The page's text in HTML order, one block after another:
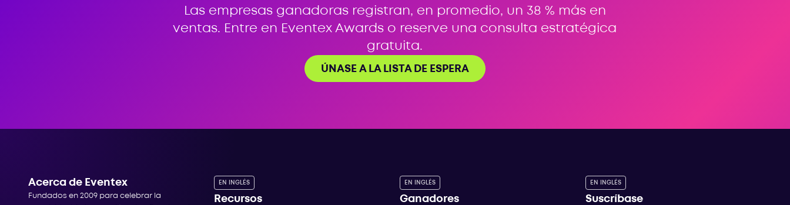
Las empresas ganadoras registran, en promedio, un 38 % más en
ventas. Entre en Eventex Awards o reserve una consulta estratégica
gratuita.
ÚNASE A LA LISTA DE ESPERA
Acerca de Eventex
Fundados en 2009 para celebrar la
EN INGLÉS
Recursos
EN INGLÉS
Ganadores
EN INGLÉS
Suscríbase